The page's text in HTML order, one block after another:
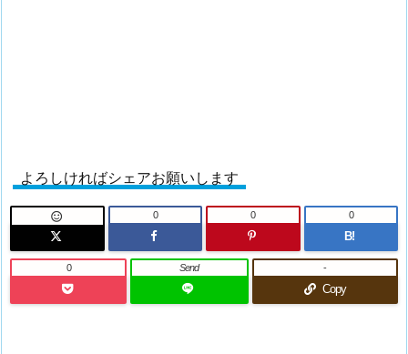
よろしければシェアお願いします
 0 0
B!
0
0 Send
Copy
-